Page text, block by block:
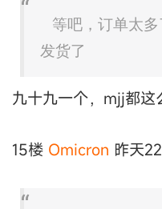
等吧，订单太
发货了
九十九一个，mjj都这
15楼 Omicron 昨天